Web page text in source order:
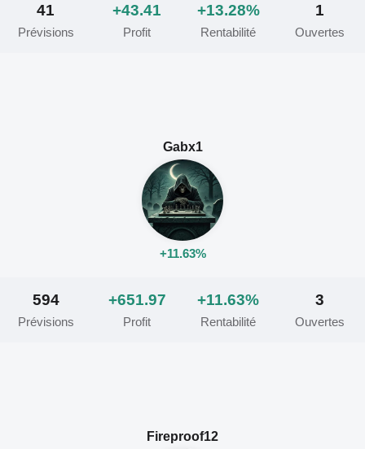
41
Prévisions
+43.41
Profit
+13.28%
Rentabilité
1
Ouvertes
Gabx1
+11.63%
594
Prévisions
+651.97
Profit
+11.63%
Rentabilité
3
Ouvertes
Fireproof12